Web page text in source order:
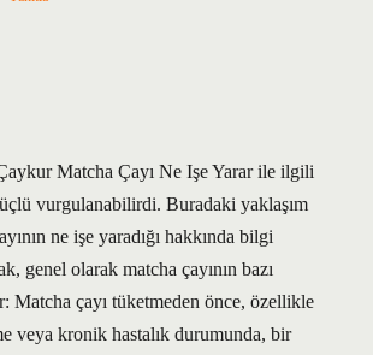
Matcha Çayı Ne Işe Yarar ile ilgili
vurgulanabilirdi. Buradaki yaklaşım
ne işe yaradığı hakkında bilgi
genel olarak matcha çayının bazı
Matcha çayı tüketmeden önce, özellikle
veya kronik hastalık durumunda, bir